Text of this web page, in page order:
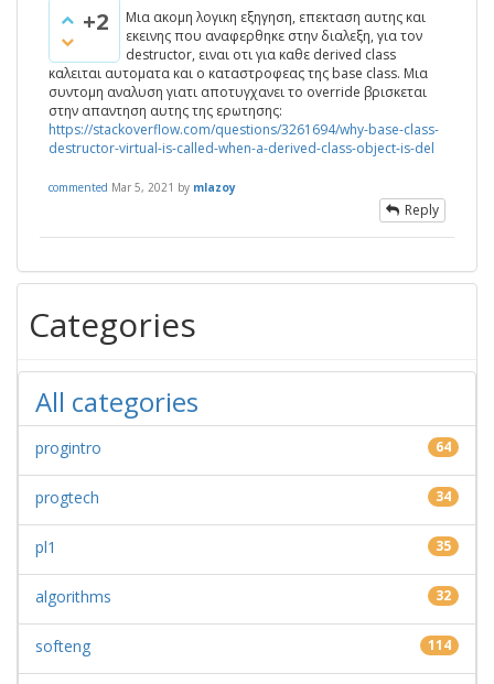
+2
Μια ακομη λογικη εξηγηση, επεκταση αυτης και
εκεινης που αναφερθηκε στην διαλεξη, για τον
destructor, ειναι οτι για καθε derived class
καλειται αυτοματα και ο καταστροφεας της base class. Μια
συντομη αναλυση γιατι αποτυγχανει το override βρισκεται
στην απαντηση αυτης της ερωτησης:
https://stackoverflow.com/questions/3261694/why-base-class-
destructor-virtual-is-called-when-a-derived-class-object-is-del
commented Mar 5, 2021 by mlazoy
Reply
Categories
All categories
progintro 64
progtech 34
pl1 35
algorithms 32
softeng 114